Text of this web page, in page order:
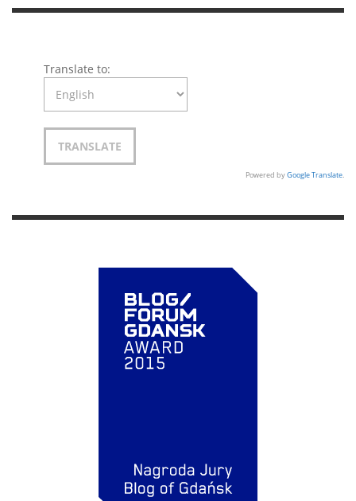
Translate to:
Powered byGoogle Translate